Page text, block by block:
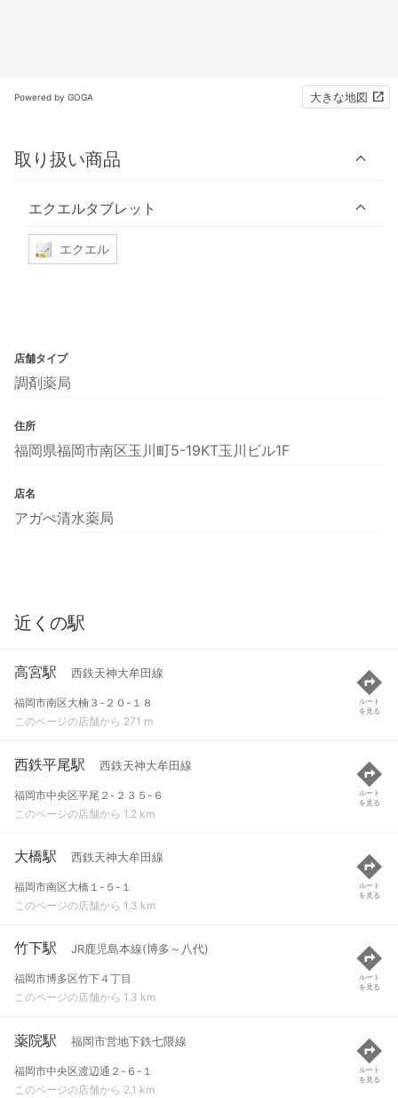
Powered by GOGA 大きな地図
取り扱い商品
エクエルタブレット
エクエル
店舗タイプ
調剤薬局
住所
福岡県福岡市南区玉川町5-19KT玉川ビル1F
店名
アガぺ清水薬局
近くの駅
高宮駅 西鉄天神大牟田線
福岡市南区大楠３-２０-１８
このページの店舗から 271 m
ルート
を見る
西鉄平尾駅 西鉄天神大牟田線
福岡市中央区平尾２-２３５-６
このページの店舗から 1.2 km
ルート
を見る
大橋駅 西鉄天神大牟田線
福岡市南区大橋１-５-１
このページの店舗から 1.3 km
ルート
を見る
竹下駅 JR鹿児島本線(博多～八代)
福岡市博多区竹下４丁目
このページの店舗から 1.3 km
ルート
を見る
薬院駅 福岡市営地下鉄七隈線
福岡市中央区渡辺通２-６-１
このページの店舗から 2.1 km
ルート
を見る